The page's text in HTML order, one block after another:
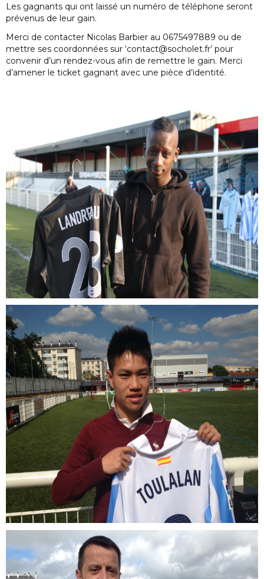
Les gagnants qui ont laissé un numéro de téléphone seront
prévenus de leur gain.
Merci de contacter Nicolas Barbier au 0675497889 ou de
mettre ses coordonnées sur ‘contact@socholet.fr’ pour
convenir d’un rendez-vous afin de remettre le gain. Merci
d’amener le ticket gagnant avec une pièce d’identité.